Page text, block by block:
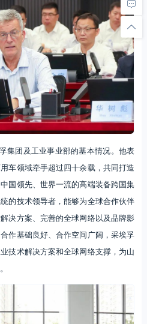
集团及工业事业部的基本情况。他表
车领域牵手超过四十余载，共同打造
国领先、世界一流的高端装备跨国集
的技术领导者，能够为全球合作伙伴
决方案、完善的全球网络以及品牌影
作基础良好、合作空间广阔，采埃孚
技术解决方案和全球网络支撑，为山